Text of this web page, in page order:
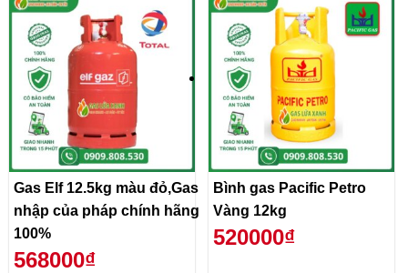
Gas Elf 12.5kg màu đỏ,Gas
nhập của pháp chính hãng
100%
568000₫
Bình gas Pacific Petro
Vàng 12kg
520000₫